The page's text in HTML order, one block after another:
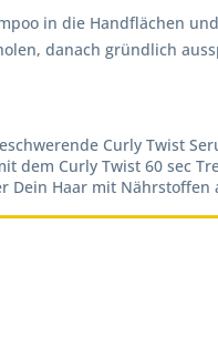
in die Handflächen
danach gründlich
Curly Twist
dem Curly Twist 60 sec
Dein Haar mit Nährstoffen